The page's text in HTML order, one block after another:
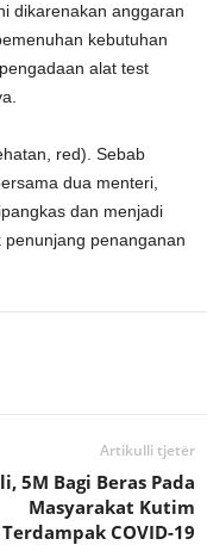
dikarenakan anggaran
kebutuhan
alat test
red). Sebab
dua menteri,
dan menjadi
penanganan
Artikulli tjetër
5M Bagi Beras Pada
Masyarakat Kutim
Terdampak COVID-19